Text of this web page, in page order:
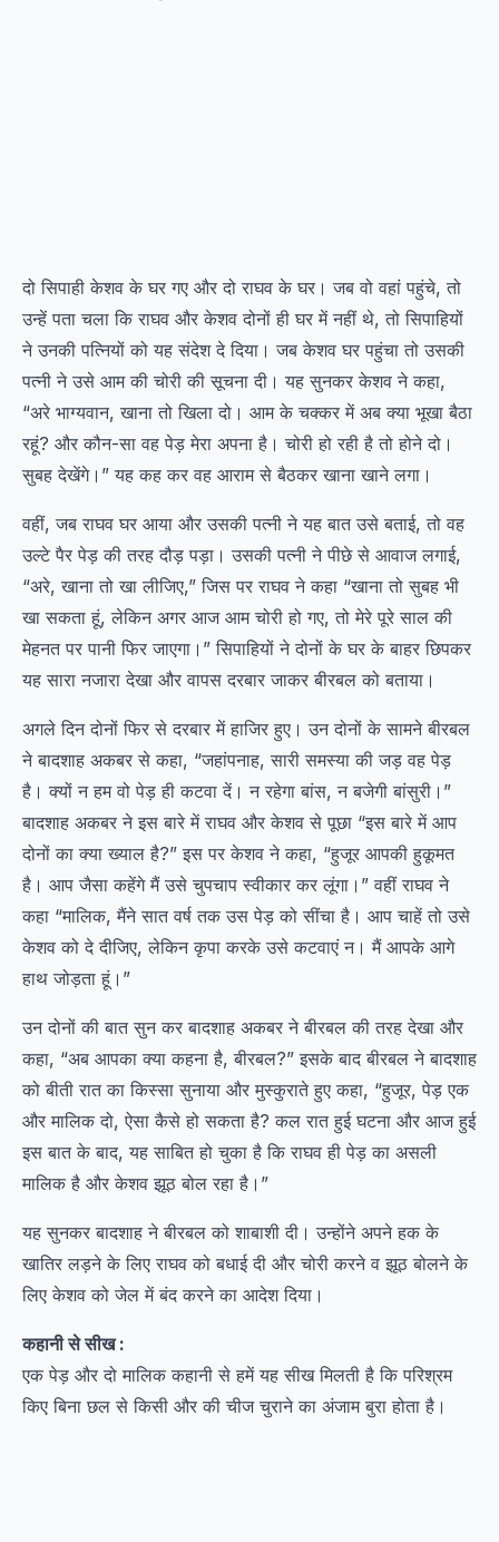
दो सिपाही केशव के घर गए और दो राघव के घर। जब वो वहां पहुंचे, तो
उन्हें पता चला कि राघव और केशव दोनों ही घर में नहीं थे, तो सिपाहियों
ने उनकी पत्नियों को यह संदेश दे दिया। जब केशव घर पहुंचा तो उसकी
पत्नी ने उसे आम की चोरी की सूचना दी। यह सुनकर केशव ने कहा,
“अरे भाग्यवान, खाना तो खिला दो। आम के चक्कर में अब क्या भूखा बैठा
रहूं? और कौन-सा वह पेड़ मेरा अपना है। चोरी हो रही है तो होने दो।
सुबह देखेंगे।” यह कह कर वह आराम से बैठकर खाना खाने लगा।
वहीं, जब राघव घर आया और उसकी पत्नी ने यह बात उसे बताई, तो वह
उल्टे पैर पेड़ की तरह दौड़ पड़ा। उसकी पत्नी ने पीछे से आवाज लगाई,
“अरे, खाना तो खा लीजिए,” जिस पर राघव ने कहा “खाना तो सुबह भी
खा सकता हूं, लेकिन अगर आज आम चोरी हो गए, तो मेरे पूरे साल की
मेहनत पर पानी फिर जाएगा।” सिपाहियों ने दोनों के घर के बाहर छिपकर
यह सारा नजारा देखा और वापस दरबार जाकर बीरबल को बताया।
अगले दिन दोनों फिर से दरबार में हाजिर हुए। उन दोनों के सामने बीरबल
ने बादशाह अकबर से कहा, “जहांपनाह, सारी समस्या की जड़ वह पेड़
है। क्यों न हम वो पेड़ ही कटवा दें। न रहेगा बांस, न बजेगी बांसुरी।”
बादशाह अकबर ने इस बारे में राघव और केशव से पूछा “इस बारे में आप
दोनों का क्या ख्याल है?” इस पर केशव ने कहा, “हुजूर आपकी हुकूमत
है। आप जैसा कहेंगे मैं उसे चुपचाप स्वीकार कर लूंगा।” वहीं राघव ने
कहा “मालिक, मैंने सात वर्ष तक उस पेड़ को सींचा है। आप चाहें तो उसे
केशव को दे दीजिए, लेकिन कृपा करके उसे कटवाएं न। मैं आपके आगे
हाथ जोड़ता हूं।”
उन दोनों की बात सुन कर बादशाह अकबर ने बीरबल की तरह देखा और
कहा, “अब आपका क्या कहना है, बीरबल?” इसके बाद बीरबल ने बादशाह
को बीती रात का किस्सा सुनाया और मुस्कुराते हुए कहा, “हुजूर, पेड़ एक
और मालिक दो, ऐसा कैसे हो सकता है? कल रात हुई घटना और आज हुई
इस बात के बाद, यह साबित हो चुका है कि राघव ही पेड़ का असली
मालिक है और केशव झूठ बोल रहा है।”
यह सुनकर बादशाह ने बीरबल को शाबाशी दी। उन्होंने अपने हक के
खातिर लड़ने के लिए राघव को बधाई दी और चोरी करने व झूठ बोलने के
लिए केशव को जेल में बंद करने का आदेश दिया।
कहानी से सीख :
एक पेड़ और दो मालिक कहानी से हमें यह सीख मिलती है कि परिश्रम
किए बिना छल से किसी और की चीज चुराने का अंजाम बुरा होता है।